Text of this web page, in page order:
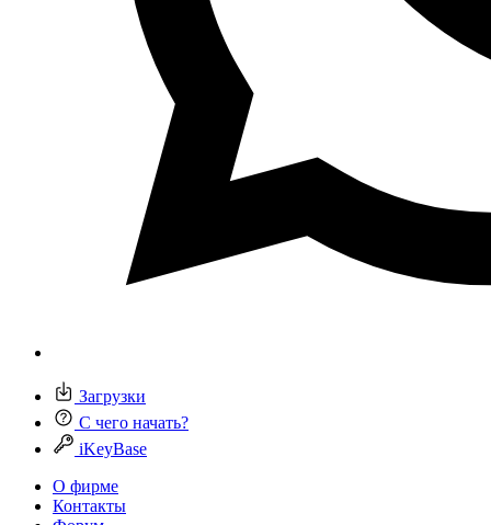
Загрузки
С чего начать?
iKeyBase
О фирме
Контакты